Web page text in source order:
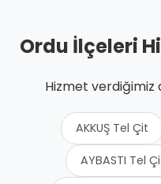
Ordu İlçeleri
Hizmet verdiğimiz
AKKUŞ Tel Çit
AYBASTI Tel